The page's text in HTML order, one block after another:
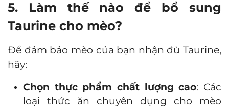
5. Làm thế nào để bổ sung
Taurine cho mèo?
Để đảm bảo mèo của bạn nhận đủ Taurine,
hãy:
Chọn thực phẩm chất lượng cao: Các
loại thức ăn chuyên dụng cho mèo